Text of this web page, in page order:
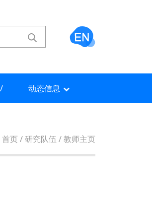
动态信息
首页/研究队伍 /教师主页